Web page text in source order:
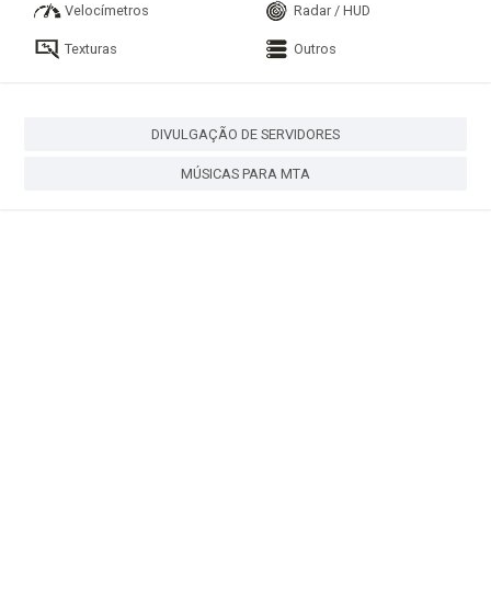
Velocímetros Radar / HUD
Texturas Outros
DIVULGAÇÃO DE SERVIDORES
MÚSICAS PARA MTA